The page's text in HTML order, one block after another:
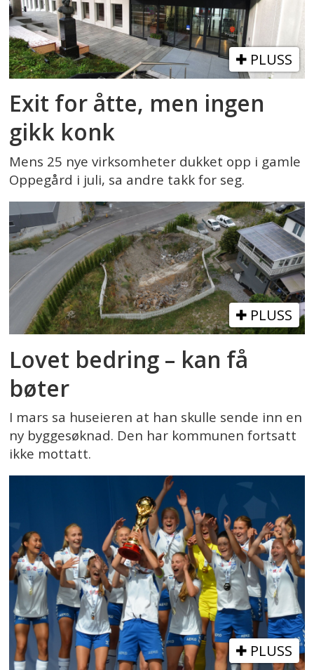
PLUSS
Exit for åtte, men ingen
gikk konk
Mens 25 nye virksomheter dukket opp i gamle
Oppegård i juli, sa andre takk for seg.
PLUSS
Lovet bedring – kan få
bøter
I mars sa huseieren at han skulle sende inn en
ny byggesøknad. Den har kommunen fortsatt
ikke mottatt.
PLUSS